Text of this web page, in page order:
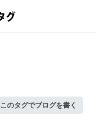
このタグでブログを書く